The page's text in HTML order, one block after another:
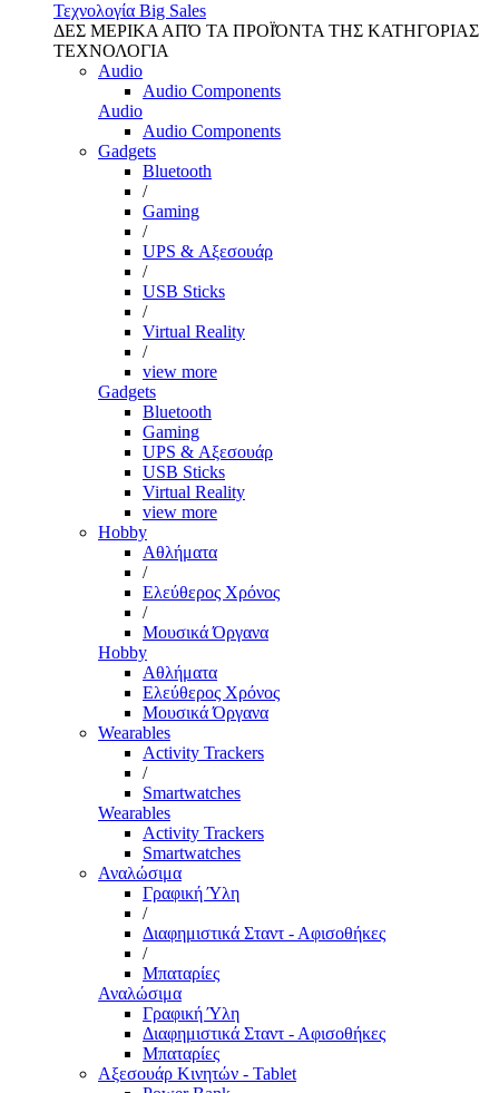
Τεχνολογία Big Sales
ΔΕΣ ΜΕΡΙΚΑ ΑΠΌ ΤΑ ΠΡΟΪΌΝΤΑ ΤΗΣ ΚΑΤΗΓΟΡΙΑΣ
ΤΕΧΝΟΛΟΓΙΑ
Audio
Audio Components
Audio
Audio Components
Gadgets
Bluetooth
/
Gaming
/
UPS & Αξεσουάρ
/
USB Sticks
/
Virtual Reality
/
view more
Gadgets
Bluetooth
Gaming
UPS & Αξεσουάρ
USB Sticks
Virtual Reality
view more
Hobby
Αθλήματα
/
Ελεύθερος Χρόνος
/
Μουσικά Όργανα
Hobby
Αθλήματα
Ελεύθερος Χρόνος
Μουσικά Όργανα
Wearables
Activity Trackers
/
Smartwatches
Wearables
Activity Trackers
Smartwatches
Αναλώσιμα
Γραφική Ύλη
/
Διαφημιστικά Σταντ - Αφισοθήκες
/
Μπαταρίες
Αναλώσιμα
Γραφική Ύλη
Διαφημιστικά Σταντ - Αφισοθήκες
Μπαταρίες
Αξεσουάρ Κινητών - Tablet